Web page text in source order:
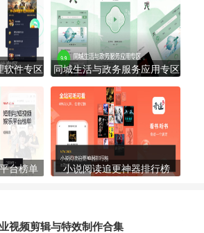
软件专区 同城生活与政务服务应用专区
台榜单 小说阅读追更神器排行榜
视频剪辑与特效制作合集